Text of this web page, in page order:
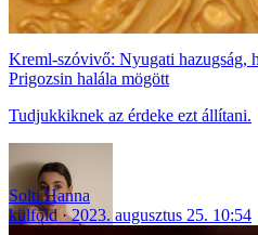
Kreml-szóvivő: Nyugati hazugság,
Prigozsin halála mögött
Tudjukkiknek az érdeke ezt állítani.
Solti Hanna
külföld
2023. augusztus 25. 10:54